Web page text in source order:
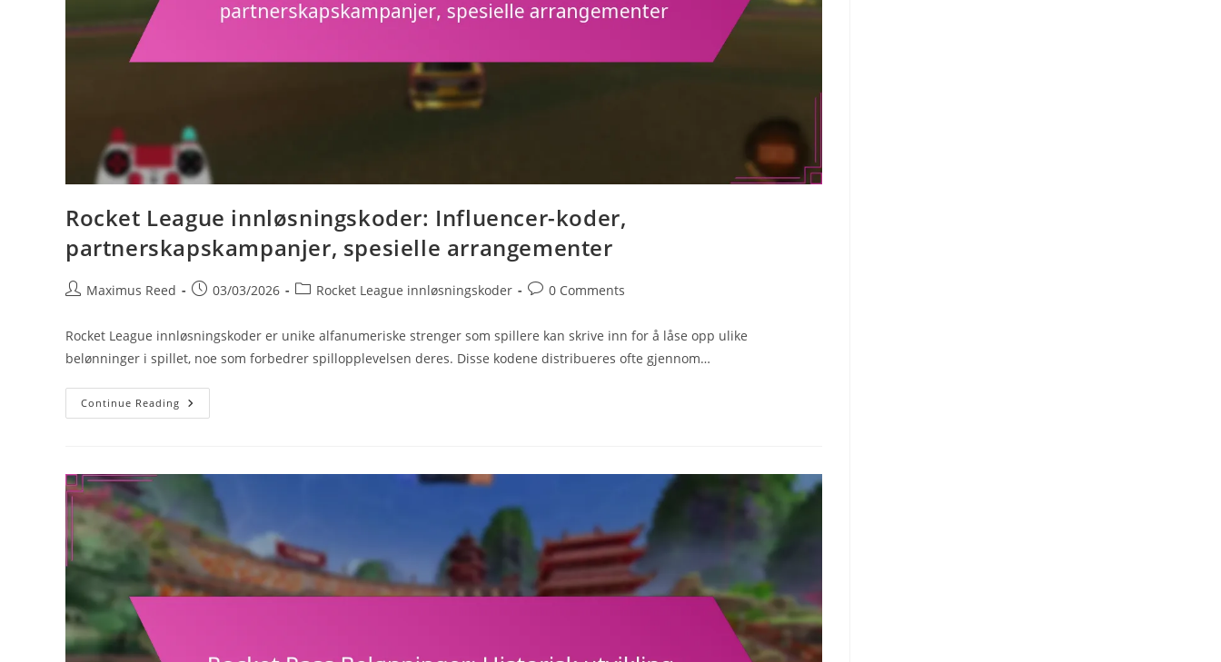
Rocket League innløsningskoder: Influencer-koder,
partnerskapskampanjer, spesielle arrangementer
PostMaximus Reed
Post03/03/2026
PostRocket League innløsningskoder
Post0 Comments
Rocket League innløsningskoder er unike alfanumeriske strenger som spillere kan skrive inn for å låse opp ulike
belønninger i spillet, noe som forbedrer spillopplevelsen deres. Disse kodene distribueres ofte gjennom…
Continue Reading Rocket
League
Spesielle
Arrangementer